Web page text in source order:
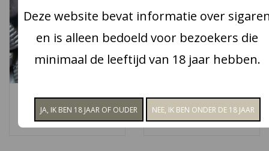
Cadeau
Snoep
Aanbiedingen
Koffie en thee
Venco Honingdrop
Red Band Dropfruit
duo's
€2,10
Deze website bevat informatie over
en is alleen bedoeld voor bezoekers die
minimaal de leeftijd van 18 jaar hebben.